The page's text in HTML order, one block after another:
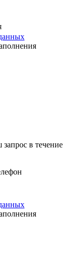
в течение